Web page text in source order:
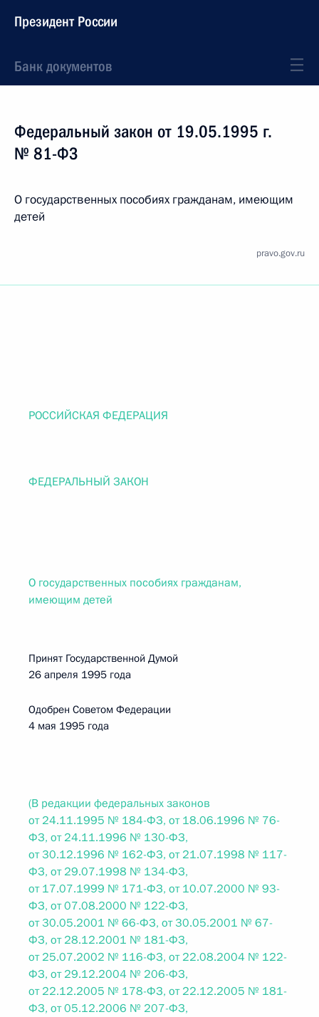
Президент России
Банк документов
Федеральный закон от 19.05.1995 г.
№ 81-ФЗ
О государственных пособиях гражданам, имеющим
детей
pravo.gov.ru
РОССИЙСКАЯ ФЕДЕРАЦИЯ
ФЕДЕРАЛЬНЫЙ ЗАКОН
О государственных пособиях гражданам,
имеющим детей
Принят Государственной Думой
26 апреля 1995 года
Одобрен Советом Федерации
4 мая 1995 года
(В редакции федеральных законов
от 24.11.1995 № 184-ФЗ, от 18.06.1996 № 76-
ФЗ, от 24.11.1996 № 130-ФЗ,
от 30.12.1996 № 162-ФЗ, от 21.07.1998 № 117-
ФЗ, от 29.07.1998 № 134-ФЗ,
от 17.07.1999 № 171-ФЗ, от 10.07.2000 № 93-
ФЗ, от 07.08.2000 № 122-ФЗ,
от 30.05.2001 № 66-ФЗ, от 30.05.2001 № 67-
ФЗ, от 28.12.2001 № 181-ФЗ,
от 25.07.2002 № 116-ФЗ, от 22.08.2004 № 122-
ФЗ, от 29.12.2004 № 206-ФЗ,
от 22.12.2005 № 178-ФЗ, от 22.12.2005 № 181-
ФЗ, от 05.12.2006 № 207-ФЗ,